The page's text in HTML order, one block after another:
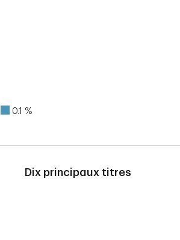
0.1 %
Dix principaux titres